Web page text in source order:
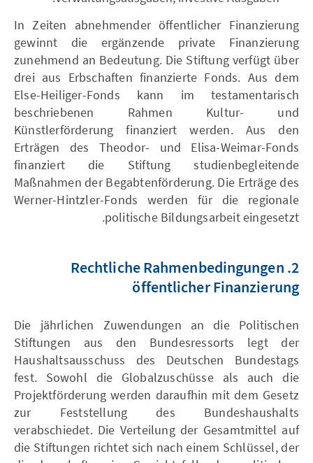
In Zeiten abnehmender öffentlicher Finanzierung
gewinnt die ergänzende private Finanzierung
zunehmend an Bedeutung. Die Stiftung verfügt über
drei aus Erbschaften finanzierte Fonds. Aus dem
Else-Heiliger-Fonds kann im testamentarisch
beschriebenen Rahmen Kultur- und
Künstlerförderung finanziert werden. Aus den
Erträgen des Theodor- und Elisa-Weimar-Fonds
finanziert die Stiftung studienbegleitende
Maßnahmen der Begabtenförderung. Die Erträge des
Werner-Hintzler-Fonds werden für die regionale
politische Bildungsarbeit eingesetzt.
2. Rechtliche Rahmenbedingungen
öffentlicher Finanzierung
Die jährlichen Zuwendungen an die Politischen
Stiftungen aus den Bundesressorts legt der
Haushaltsausschuss des Deutschen Bundestags
fest. Sowohl die Globalzuschüsse als auch die
Projektförderung werden daraufhin mit dem Gesetz
zur Feststellung des Bundeshaushalts
verabschiedet. Die Verteilung der Gesamtmittel auf
die Stiftungen richtet sich nach einem Schlüssel, der